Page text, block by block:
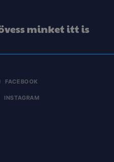
minket itt is
FACEBOOK
INSTAGRAM